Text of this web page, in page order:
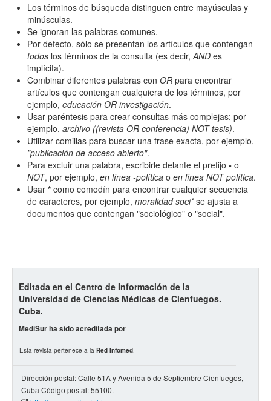
Los términos de búsqueda distinguen entre mayúsculas y
minúsculas.
Se ignoran las palabras comunes.
Por defecto, sólo se presentan los artículos que contengan
todos los términos de la consulta (es decir, AND es
implícita).
Combinar diferentes palabras con OR para encontrar
artículos que contengan cualquiera de los términos, por
ejemplo, educación OR investigación.
Usar paréntesis para crear consultas más complejas; por
ejemplo, archivo ((revista OR conferencia) NOT tesis).
Utilizar comillas para buscar una frase exacta, por ejemplo,
”publicación de acceso abierto".
Para excluir una palabra, escribirle delante el prefijo - o
NOT, por ejemplo, en línea -política o en línea NOT política.
Usar * como comodín para encontrar cualquier secuencia
de caracteres, por ejemplo, moralidad soci*se ajusta a
documentos que contengan "sociológico" o "social".
Editada en el Centro de Información de la
Universidad de Ciencias Médicas de Cienfuegos.
Cuba.
MediSur ha sido acreditada por
Esta revista pertenece a la Red Infomed.
Dirección postal: Calle 51A y Avenida 5 de Septiembre Cienfuegos,
Cuba Código postal: 55100.